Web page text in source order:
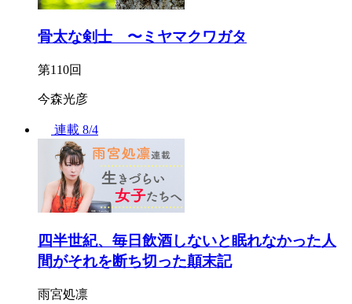
骨太な剣士 〜ミヤマクワガタ
第110回
今森光彦
連載 8/4
四半世紀、毎日飲酒しないと眠れなかった人
間がそれを断ち切った顛末記
雨宮処凛